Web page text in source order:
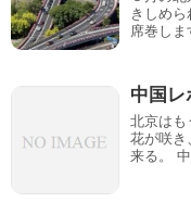
きしめ
席巻し
中国
北京はも
花が咲き
来る。